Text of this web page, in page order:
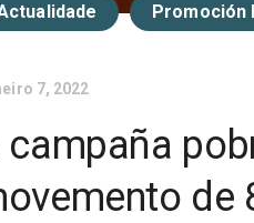
Promoción
7, 2022
campaña
de